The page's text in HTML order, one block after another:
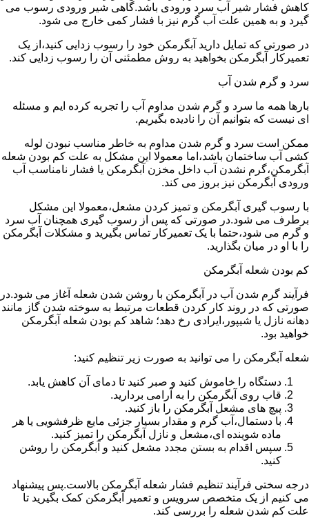
کاهش فشار شیر آب سرد ورودی باشد.گاهی شیر ورودی رسوب می
گیرد و به همین علت آب گرم نیز با فشار کمی خارج می شود.
در صورتی که تمایل دارید آبگرمکن خود را رسوب زدایی کنید،از یک
تعمیرکار آبگرمکن بخواهید به روش مطمئنی آن را رسوب زدایی کند.
سرد و گرم شدن آب
بارها همه ما سرد و گرم شدن مداوم آب را تجربه کرده ایم و مسئله
ای نیست که بتوانیم آن را نادیده بگیریم.
ممکن است سرد و گرم شدن مداوم به خاطر مناسب نبودن لوله
کشی آب ساختمان باشد،اما معمولا این مشکل به علت کم بودن شعله
آبگرمکن،گرم نشدن آب داخل مخزن آبگرمکن یا فشار نامناسب آب
ورودی آبگرمکن نیز بروز می کند.
با رسوب گیری آبگرمکن و تمیز کردن مشعل،معمولا این مشکل
برطرف می شود.در صورتی که پس از رسوب گیری همچنان آب سرد
و گرم می شود،حتما با یک تعمیرکار تماس بگیرید و مشکلات آبگرمکن
را با او در میان بگذارید.
کم بودن شعله آبگرمکن
فرآیند گرم شدن آب در آبگرمکن با روشن شدن شعله آغاز می شود.در
صورتی که در روند کار کردن قطعات مرتبط به سوخته شدن گاز مانند
دهانه نازل یا شیپور،ایرادی رخ دهد؛ شاهد کم بودن شعله آبگرمکن
خواهید بود.
شعله آبگرمکن را می توانید به صورت زیر تنظیم کنید:
دستگاه را خاموش کنید و صبر کنید تا دمای آن کاهش یابد.
قاب روی آبگرمکن را به آرامی بردارید.
پیچ های مشعل آبگرمکن را باز کنید.
با دستمال،آب گرم و مقدار بسیار جزئی مایع ظرفشویی یا هر
ماده شوینده ای،مشعل و نازل آبگرمکن را تمیز کنید.
سپس اقدام به بستن مجدد مشعل کنید و آبگرمکن را روشن
کنید.
درجه سختی فرآیند تنظیم فشار شعله آبگرمکن بالاست.پس پیشنهاد
می کنیم از یک متخصص سرویس و تعمیر آبگرمکن کمک بگیرید تا
علت کم شدن شعله را بررسی کند.